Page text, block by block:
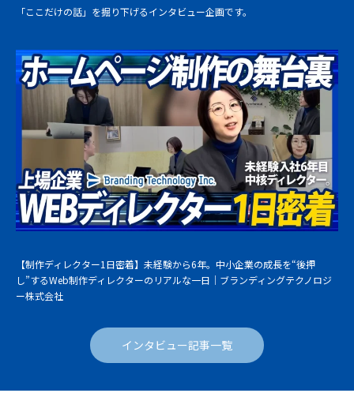
「ここだけの話」を掘り下げるインタビュー企画です。
【制作ディレクター1日密着】未経験から6年。中小企業の成長を“後押
し”するWeb制作ディレクターのリアルな一日｜ブランディングテクノロジ
ー株式会社
インタビュー記事一覧